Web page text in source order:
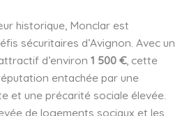
historique, Monclar est
sécuritaires d’Avignon. Avec un
d’environ 1 500 €, cette
entachée par une
et une précarité sociale élevée.
de logements sociaux et les